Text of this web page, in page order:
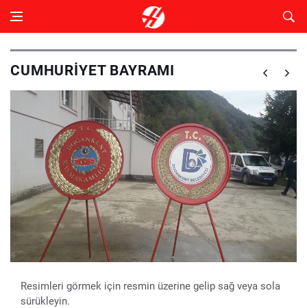
CUMHURIYET BAYRAMI
Resimleri görmek için resmin üzerine gelip sağ veya sola
sürükleyin.